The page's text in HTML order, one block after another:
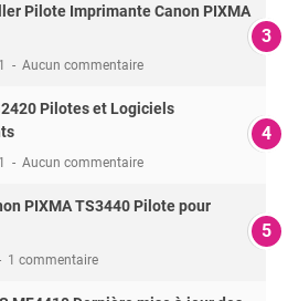
Pilote Imprimante Canon PIXMA
Aucun commentaire
Pilotes et Logiciels
Aucun commentaire
PIXMA TS3440 Pilote pour
1 commentaire